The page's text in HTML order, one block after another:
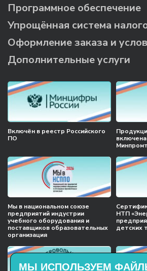
Программное обеспечение
Упрощённая система
Оформление заказа и
Дополнительные услуги
Включён в реестр Российского
ПО
Мы в национальном союзе
предприятий индустрии
учебного оборудования и
поставщиков образовательных
организация
НТП
детских
МЫ ИСПОЛЬЗУЕМ